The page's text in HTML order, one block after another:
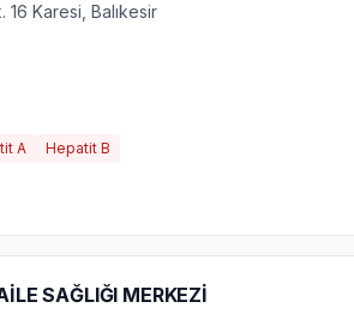
Karesi, Balıkesir
A Hepatit B
SAĞLIĞI MERKEZİ